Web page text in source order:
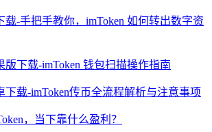
载-手把手教你，imToken 如何转出数字资
版下载-imToken 钱包扫描操作指南
下载-imToken传币全流程解析与注意事项
，当下靠什么盈利？